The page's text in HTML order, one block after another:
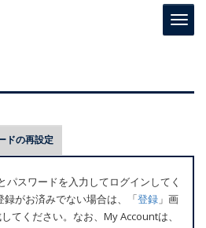
タブ)
ドの再設定
パスワードを入力してログインしてく
がお済みでない場合は、「登録 」画
てください。なお、My Accountは、